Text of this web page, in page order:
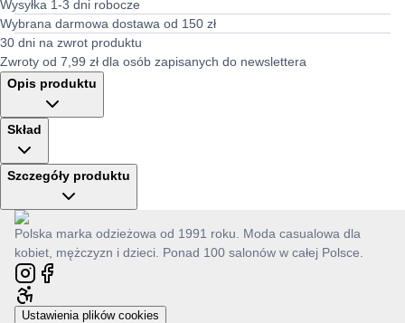
Wysyłka 1-3 dni robocze
Wybrana darmowa dostawa od 150 zł
30 dni na zwrot produktu
Zwroty od 7,99 zł dla osób zapisanych do newslettera
Opis produktu
Skład
Szczegóły produktu
Polska marka odzieżowa od 1991 roku. Moda casualowa dla
kobiet, mężczyzn i dzieci. Ponad 100 salonów w całej Polsce.
Ustawienia plików cookies